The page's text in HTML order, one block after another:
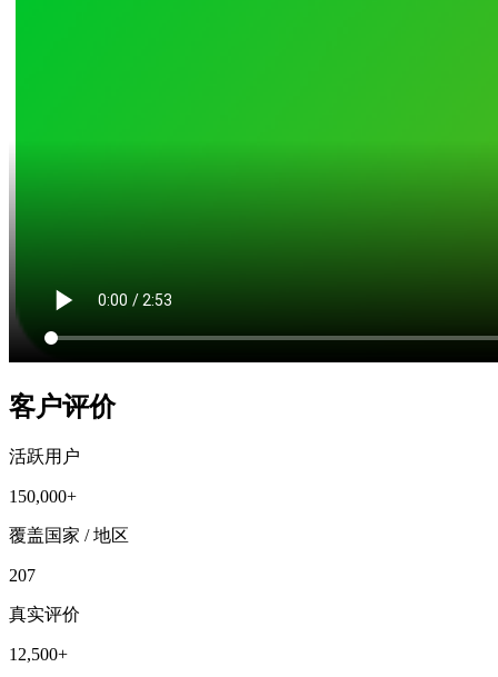
客户评价
活跃用户
150,000+
覆盖国家 / 地区
207
真实评价
12,500+